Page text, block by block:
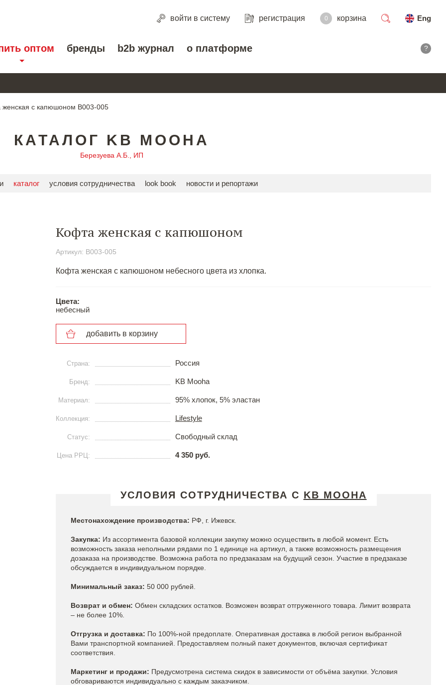
войти в систему регистрация 0 корзина
Eng
оптом бренды b2b журнал о платформе ?
женская с капюшоном В003-005
КАТАЛОГ KB MOOHA
Березуева А.Б., ИП
каталог условия сотрудничества look book новости и репортажи
Кофта женская с капюшоном
Артикул: В003-005
Кофта женская с капюшоном небесного цвета из хлопка.
Цвета:
небесный
добавить в корзину
Страна: Россия
Бренд: KB Mooha
Материал: 95% хлопок, 5% эластан
Коллекция: Lifestyle
Статус: Свободный склад
Цена РРЦ: 4 350 руб.
УСЛОВИЯ СОТРУДНИЧЕСТВА С KB MOOHA
Местонахождение производства: РФ, г. Ижевск.
Закупка: Из ассортимента базовой коллекции закупку можно осуществить в любой момент. Есть
возможность заказа неполными рядами по 1 единице на артикул, а также возможность размещения
дозаказа на производстве. Возможна работа по предзаказам на будущий сезон. Участие в предзаказе
обсуждается в индивидуальном порядке.
Минимальный заказ: 50 000 рублей.
Возврат и обмен: Обмен складских остатков. Возможен возврат отгруженного товара. Лимит возврата
– не более 10%.
Отгрузка и доставка: По 100%-ной предоплате. Оперативная доставка в любой регион выбранной
Вами транспортной компанией. Предоставляем полный пакет документов, включая сертификат
соответствия.
Маркетинг и продажи: Предусмотрена система скидок в зависимости от объёма закупки. Условия
обговариваются индивидуально с каждым заказчиком.